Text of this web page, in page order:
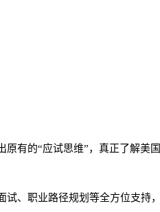
有的“应试思维”，真正了解美
、职业路径规划等全方位支持